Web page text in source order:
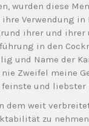
wurden diese
Verwendung in
ihrer und ihrer
in den
und Name der
Zweifel meine
und liebster
dem weit
zu